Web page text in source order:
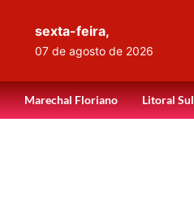
sexta-feira,
07 de agosto de 2026
Marechal Floriano Litoral Sul